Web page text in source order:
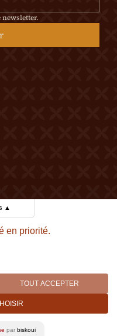
newsletter.
▲
en priorité.
TOUT ACCEPTER
par biskoui